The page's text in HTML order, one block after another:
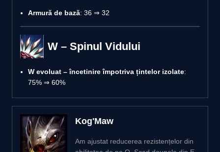
Armură de bază: 36 ⇒ 32
W – Spinul Vidului
W evoluat – încetinire împotriva țintelor izolate:
75% ⇒ 60%
Kog'Maw
Am ajustat reducerea rezistențelor din